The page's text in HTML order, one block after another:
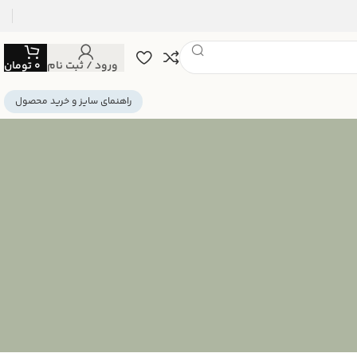
ورود / ثبت نام 0تومان
راهنمای سایز و خرید محصول